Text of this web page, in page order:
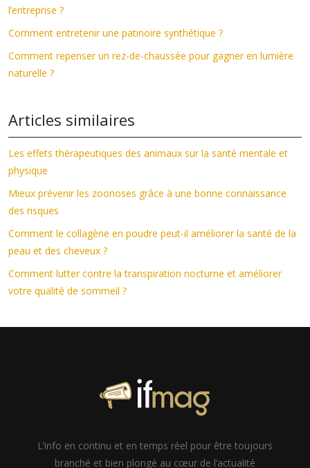
l’entreprise ?
Comment entretenir une patinoire synthétique ?
Comment repenser un rez-de-chaussée pour gagner en lumière
naturelle ?
Articles similaires
Les effets thérapeutiques des animaux sur la santé mentale et
physique
Mieux prévenir les zoonoses grâce à une bonne connaissance
des risques
Comment le collagène en poudre peut-il améliorer la santé de la
peau et des cheveux ?
Comment lutter contre la transpiration nocturne et améliorer
votre qualité de sommeil ?
L’info en continu et en temps réel pour être toujours
branché et bien plongé au cœur de l’actualité